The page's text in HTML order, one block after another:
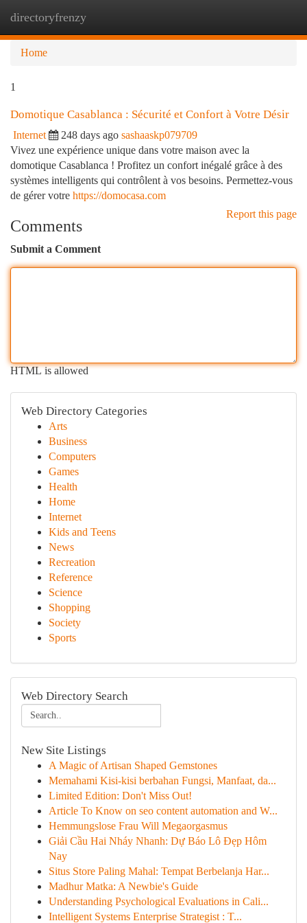
directoryfrenzy
Home
1
Domotique Casablanca : Sécurité et Confort à Votre Désir
Internet 248 days ago sashaaskp079709
Vivez une expérience unique dans votre maison avec la
domotique Casablanca ! Profitez un confort inégalé grâce à des
systèmes intelligents qui contrôlent à vos besoins. Permettez-vous
de gérer votre https://domocasa.com
Report this page
Comments
Submit a Comment
HTML is allowed
Web Directory Categories
Arts
Business
Computers
Games
Health
Home
Internet
Kids and Teens
News
Recreation
Reference
Science
Shopping
Society
Sports
Web Directory Search
New Site Listings
A Magic of Artisan Shaped Gemstones
Memahami Kisi-kisi berbahan Fungsi, Manfaat, da...
Limited Edition: Don't Miss Out!
Article To Know on seo content automation and W...
Hemmungslose Frau Will Megaorgasmus
Giải Cầu Hai Nháy Nhanh: Dự Báo Lô Đẹp Hôm
Nay
Situs Store Paling Mahal: Tempat Berbelanja Har...
Madhur Matka: A Newbie's Guide
Understanding Psychological Evaluations in Cali...
Intelligent Systems Enterprise Strategist : T...